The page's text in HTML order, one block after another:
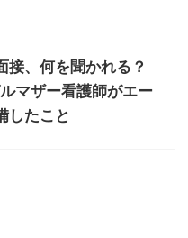
接、何を聞かれる？
マザー看護師がエー
したこと